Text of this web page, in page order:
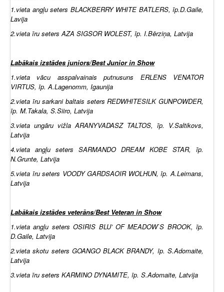
1.vieta angļu seters BLACKBERRY WHITE BATLERS, īp.D.Gaile,
Lavija
2.vieta īru seters AZA SIGSOR WOLEST, īp. I.Bērziņa, Latvija
Labākais izstādes juniors/Best Junior in Show
1.vieta vācu asspalvainais putnusuns ERLENS VENATOR
VIRTUS, īp. A.Lagenomm, Igaunija
2.vieta īru sarkani baltais seters REDWHITESILK GUNPOWDER,
īp. M.Takala, S.Siiro, Latvija
3.vieta ungāru vižla ARANYVADASZ TALTOS, īp. V.Saltikovs,
Latvija
4.vieta angļu seters SARMANDO DREAM KOBE STAR, īp.
N.Grunte, Latvija
5.vieta īru seters VOODY GARDSAOIR WOLHUN, īp. A.Leimans,
Latvija
Labākais izstādes veterāns/Best Veteran in Show
1.vieta angļu seters OSIRIS BLU’ OF MEADOW`S BROOK, īp.
D.Gaile, Latvija
2.vieta skotu seters GOANGO BLACK BRANDY, īp. S.Adomaite,
Latvija
3.vieta īru seters KARMINO DYNAMITE, īp. S.Adomaite, Latvija